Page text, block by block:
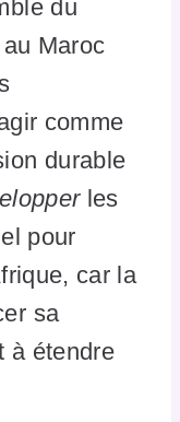
du
Maroc
comme
durable
les
pour
car la
sa
à étendre